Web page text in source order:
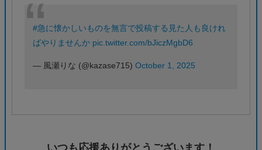
#急に懐かしいものを無言で投稿する見た人も良けれ
ばやりませんか pic.twitter.com/bJiczMgbD6
— 風瀬りな (@kazase715) October 1, 2025
いつも応援ありがとうございます！